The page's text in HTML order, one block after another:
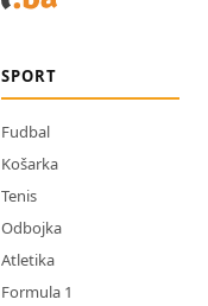
SPORT
Fudbal
Košarka
Tenis
Odbojka
Atletika
Formula 1